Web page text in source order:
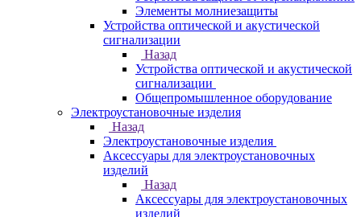
Элементы молниезащиты
Устройства оптической и акустической
сигнализации
Назад
Устройства оптической и акустической
сигнализации
Общепромышленное оборудование
Электроустановочные изделия
Назад
Электроустановочные изделия
Аксессуары для электроустановочных
изделий
Назад
Аксессуары для электроустановочных
изделий